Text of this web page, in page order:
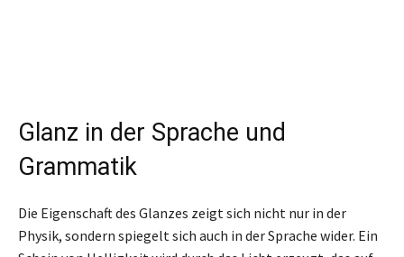
Glanz in der Sprache und
Grammatik
Die Eigenschaft des Glanzes zeigt sich nicht nur in der
Physik, sondern spiegelt sich auch in der Sprache wider. Ein